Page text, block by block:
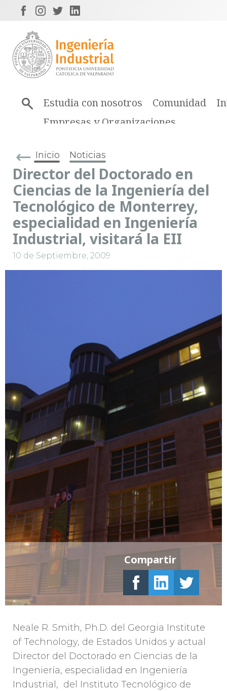
Estudia con nosotros Comunidad
Empresas y Organizaciones
Inicio Noticias
Director del Doctorado en
Ciencias de la Ingeniería del
Tecnológico de Monterrey,
especialidad en Ingeniería
Industrial, visitará la EII
10 de Septiembre, 2009
Neale R. Smith, Ph.D. del Georgia Institute
of Technology, de Estados Unidos y actual
Director del Doctorado en Ciencias de la
Ingeniería, especialidad en Ingeniería
Industrial, del Instituto Tecnológico de
Compartir